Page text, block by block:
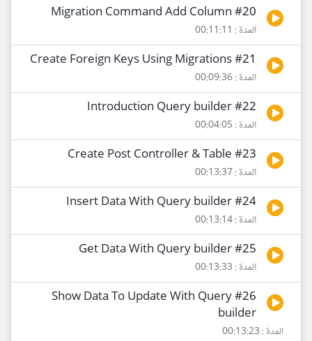
#20 Migration Command Add Column
المدة : 00:11:11
#21 Create Foreign Keys Using Migrations
المدة : 00:09:36
#22 Introduction Query builder
المدة : 00:04:05
#23 Create Post Controller & Table
المدة : 00:13:37
#24 Insert Data With Query builder
المدة : 00:13:14
#25 Get Data With Query builder
المدة : 00:13:33
#26 Show Data To Update With Query
builder
المدة : 00:13:23